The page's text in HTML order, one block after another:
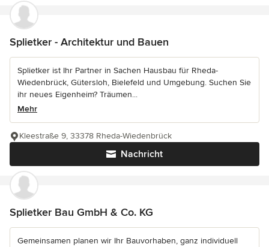
Splietker - Architektur und Bauen
Splietker ist Ihr Partner in Sachen Hausbau für Rheda-
Wiedenbrück, Gütersloh, Bielefeld und Umgebung. Suchen Sie
ihr neues Eigenheim? Träumen...
Mehr
Nachricht
Kleestraße 9, 33378 Rheda-Wiedenbrück
Splietker Bau GmbH & Co. KG
Gemeinsamen planen wir Ihr Bauvorhaben, ganz individuell